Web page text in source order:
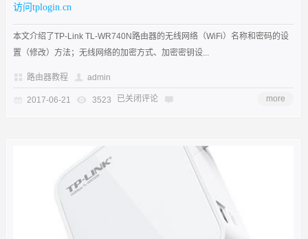
访问tplogin.cn
本文介绍了TP-Link TL-WR740N路由器的无线网络（WiFi）名称和密码的设
置（修改）方法；无线网络的加密方式、加密密钥设...
路由器教程 admin
2017-06-21 3523 已关闭评论 more